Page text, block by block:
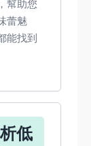
幫助您
蕾魅
能找到
低